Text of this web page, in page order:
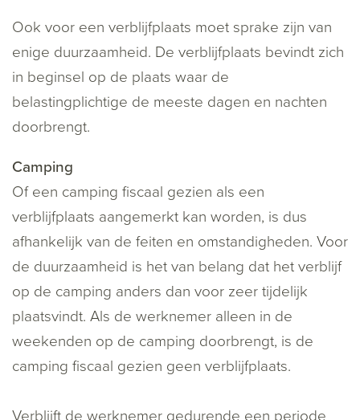
Ook voor een verblijfplaats moet sprake zijn van
enige duurzaamheid. De verblijfplaats bevindt zich
in beginsel op de plaats waar de
belastingplichtige de meeste dagen en nachten
doorbrengt.
Camping
Of een camping fiscaal gezien als een
verblijfplaats aangemerkt kan worden, is dus
afhankelijk van de feiten en omstandigheden. Voor
de duurzaamheid is het van belang dat het verblijf
op de camping anders dan voor zeer tijdelijk
plaatsvindt. Als de werknemer alleen in de
weekenden op de camping doorbrengt, is de
camping fiscaal gezien geen verblijfplaats.
Verblijft de werknemer gedurende een periode